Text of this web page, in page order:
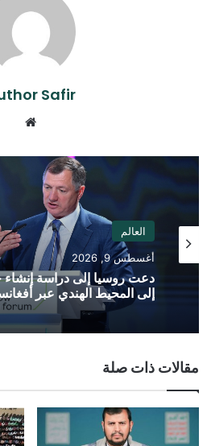
Safir
العالم
أغسطس 9, 2026
دعت روسيا إلى دراسة
إلى المحيط الهندي عبر
مقالات ذات صلة